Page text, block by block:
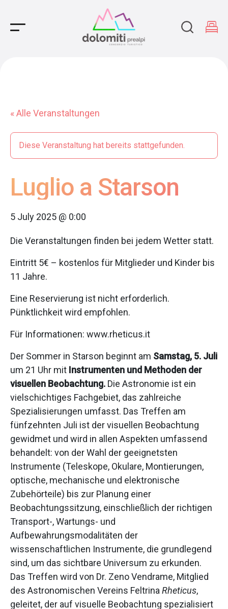
Main Navigation
« Alle Veranstaltungen
Diese Veranstaltung hat bereits stattgefunden.
Luglio a Starson
5 July 2025 @ 0:00
Die Veranstaltungen finden bei jedem Wetter statt.
Eintritt 5€ – kostenlos für Mitglieder und Kinder bis
11 Jahre.
Eine Reservierung ist nicht erforderlich.
Pünktlichkeit wird empfohlen.
Für Informationen: www.rheticus.it
Der Sommer in Starson beginnt am Samstag, 5. Juli
um 21 Uhr mit Instrumenten und Methoden der
visuellen Beobachtung. Die Astronomie ist ein
vielschichtiges Fachgebiet, das zahlreiche
Spezialisierungen umfasst. Das Treffen am
fünfzehnten Juli ist der visuellen Beobachtung
gewidmet und wird in allen Aspekten umfassend
behandelt: von der Wahl der geeignetsten
Instrumente (Teleskope, Okulare, Montierungen,
optische, mechanische und elektronische
Zubehörteile) bis zur Planung einer
Beobachtungssitzung, einschließlich der richtigen
Transport-, Wartungs- und
Aufbewahrungsmodalitäten der
wissenschaftlichen Instrumente, die grundlegend
sind, um das sichtbare Universum zu erkunden.
Das Treffen wird von Dr. Zeno Vendrame, Mitglied
des Astronomischen Vereins Feltrina Rheticus,
geleitet, der auf visuelle Beobachtung spezialisiert